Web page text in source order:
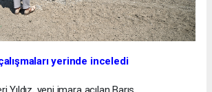
yerinde inceledi